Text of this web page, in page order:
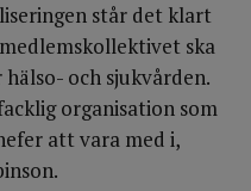
står det klart
ska
och sjukvården.
organisation som
att vara med i,